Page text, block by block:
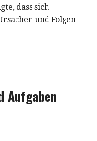
dass sich
und Folgen
Aufgaben